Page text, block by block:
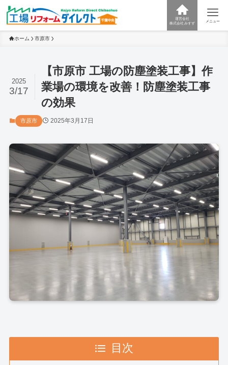
運営会社
株式会社みすず
メニュー
ホーム 市原市
【市原市 工場の防塵塗装工事】作
業場の環境を改善！防塵塗装工事
の効果
2025
3/17
市原市 2025年3月17日
目次